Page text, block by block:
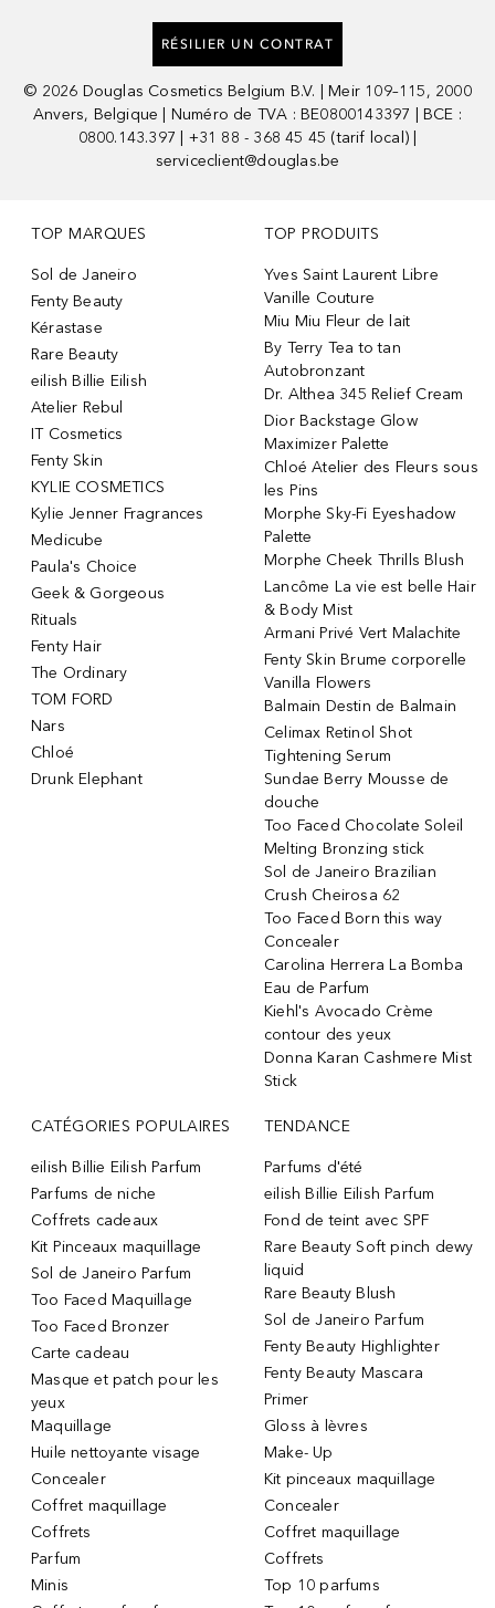
RÉSILIER UN CONTRAT
© 2026 Douglas Cosmetics Belgium B.V. | Meir 109–115, 2000
Anvers, Belgique | Numéro de TVA : BE0800143397 | BCE :
0800.143.397 | +31 88 - 368 45 45 (tarif local) |
serviceclient@douglas.be
TOP MARQUES
Sol de Janeiro
Fenty Beauty
Kérastase
Rare Beauty
eilish Billie Eilish
Atelier Rebul
IT Cosmetics
Fenty Skin
KYLIE COSMETICS
Kylie Jenner Fragrances
Medicube
Paula's Choice
Geek & Gorgeous
Rituals
Fenty Hair
The Ordinary
TOM FORD
Nars
Chloé
Drunk Elephant
TOP PRODUITS
Yves Saint Laurent Libre
Vanille Couture
Miu Miu Fleur de lait
By Terry Tea to tan
Autobronzant
Dr. Althea 345 Relief Cream
Dior Backstage Glow
Maximizer Palette
Chloé Atelier des Fleurs sous
les Pins
Morphe Sky-Fi Eyeshadow
Palette
Morphe Cheek Thrills Blush
Lancôme La vie est belle Hair
& Body Mist
Armani Privé Vert Malachite
Fenty Skin Brume corporelle
Vanilla Flowers
Balmain Destin de Balmain
Celimax Retinol Shot
Tightening Serum
Sundae Berry Mousse de
douche
Too Faced Chocolate Soleil
Melting Bronzing stick
Sol de Janeiro Brazilian
Crush Cheirosa 62
Too Faced Born this way
Concealer
Carolina Herrera La Bomba
Eau de Parfum
Kiehl's Avocado Crème
contour des yeux
Donna Karan Cashmere Mist
Stick
CATÉGORIES POPULAIRES
eilish Billie Eilish Parfum
Parfums de niche
Coffrets cadeaux
Kit Pinceaux maquillage
Sol de Janeiro Parfum
Too Faced Maquillage
Too Faced Bronzer
Carte cadeau
Masque et patch pour les
yeux
Maquillage
Huile nettoyante visage
Concealer
Coffret maquillage
Coffrets
Parfum
Minis
TENDANCE
Parfums d'été
eilish Billie Eilish Parfum
Fond de teint avec SPF
Rare Beauty Soft pinch dewy
liquid
Rare Beauty Blush
Sol de Janeiro Parfum
Fenty Beauty Highlighter
Fenty Beauty Mascara
Primer
Gloss à lèvres
Make- Up
Kit pinceaux maquillage
Concealer
Coffret maquillage
Coffrets
Top 10 parfums